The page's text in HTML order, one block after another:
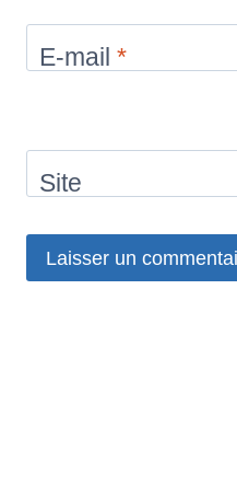
E-mail *
Site